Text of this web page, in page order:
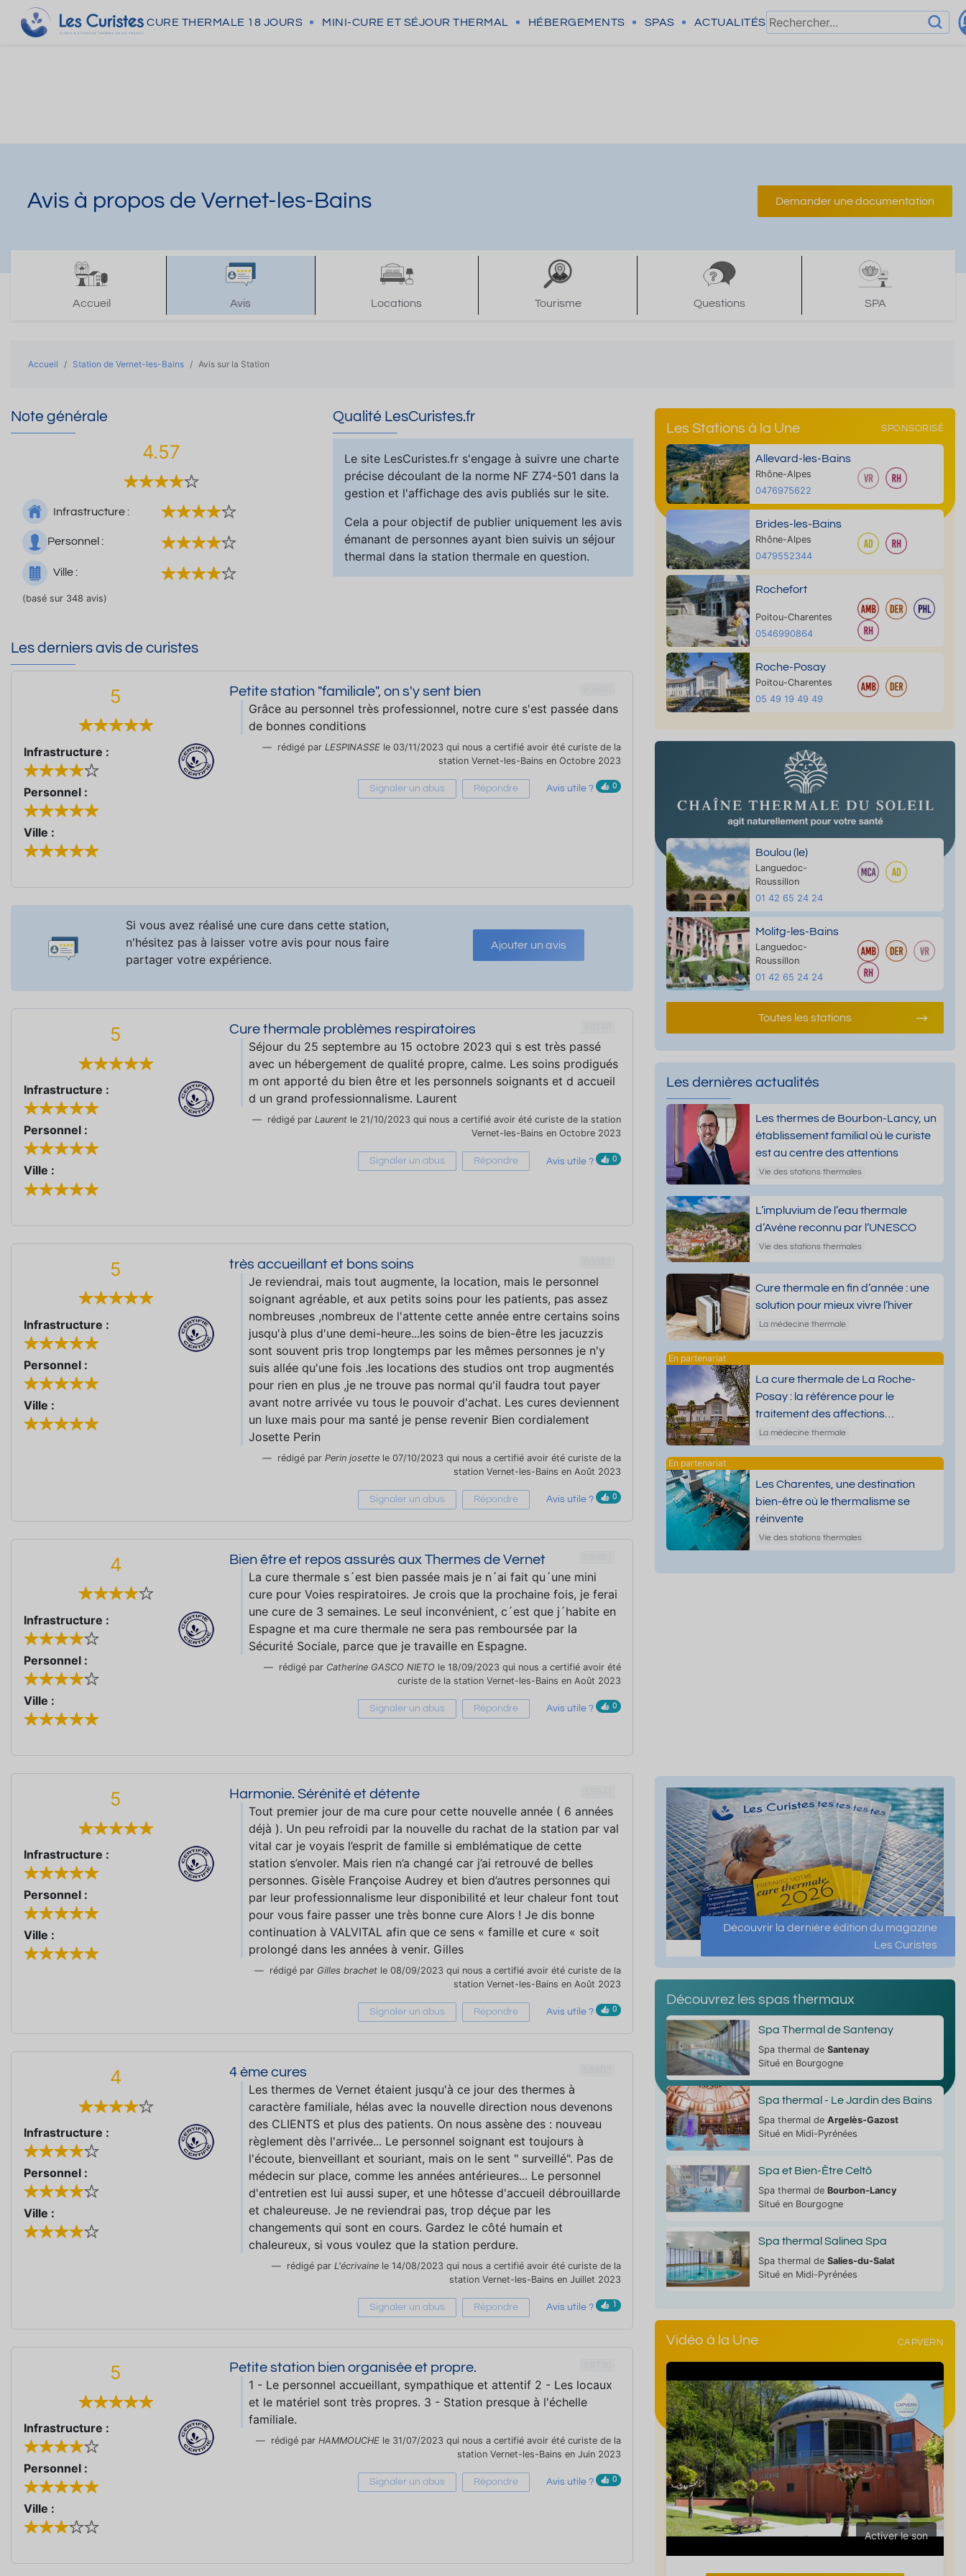
CURE THERMALE 18 JOURS MINI-CURE ET SÉJOUR THERMAL HÉBERGEMENTS SPAS ACTUALITÉS
Avis à propos de Vernet-les-Bains Demander une documentation
Accueil Avis Locations Tourisme Questions SPA
Accueil Station de Vernet-les-Bains Avis sur la Station
Note générale
4.57
Infrastructure :
Personnel :
Ville :
(basé sur 348 avis)
Qualité LesCuristes.fr
Le site LesCuristes.fr s'engage à suivre une charte
précise découlant de la norme NF Z74-501 dans la
gestion et l'affichage des avis publiés sur le site.
Cela a pour objectif de publier uniquement les avis
émanant de personnes ayant bien suivis un séjour
thermal dans la station thermale en question.
Les derniers avis de curistes
5
Infrastructure :
Personnel :
Ville :
Petite station "familiale", on s'y sent bien
Grâce au personnel très professionnel, notre cure s'est passée dans
de bonnes conditions
rédigé par LESPINASSE le 03/11/2023 qui nous a certifié avoir été curiste de la
station Vernet-les-Bains en Octobre 2023
Signaler un abus Répondre Avis utile ? 0
Si vous avez réalisé une cure dans cette station,
n'hésitez pas à laisser votre avis pour nous faire
partager votre expérience.
Ajouter un avis
5
Infrastructure :
Personnel :
Ville :
Cure thermale problèmes respiratoires
Séjour du 25 septembre au 15 octobre 2023 qui s est très passé
avec un hébergement de qualité propre, calme. Les soins prodigués
m ont apporté du bien être et les personnels soignants et d accueil
d un grand professionnalisme. Laurent
rédigé par Laurentle 21/10/2023 qui nous a certifié avoir été curiste de la station
Vernet-les-Bains en Octobre 2023
Signaler un abus Répondre Avis utile ? 0
5
Infrastructure :
Personnel :
Ville :
très accueillant et bons soins
Je reviendrai, mais tout augmente, la location, mais le personnel
soignant agréable, et aux petits soins pour les patients, pas assez
nombreuses ,nombreux de l'attente cette année entre certains soins
jusqu'à plus d'une demi-heure...les soins de bien-être les jacuzzis
sont souvent pris trop longtemps par les mêmes personnes je n'y
suis allée qu'une fois .les locations des studios ont trop augmentés
pour rien en plus ,je ne trouve pas normal qu'il faudra tout payer
avant notre arrivée vu tous le pouvoir d'achat. Les cures deviennent
un luxe mais pour ma santé je pense revenir Bien cordialement
Josette Perin
rédigé par Perin josette le 07/10/2023 qui nous a certifié avoir été curiste de la
station Vernet-les-Bains en Août 2023
Signaler un abus Répondre Avis utile ? 0
4
Infrastructure :
Personnel :
Ville :
Bien être et repos assurés aux Thermes de Vernet
La cure thermale s´est bien passée mais je n´ai fait qu´une mini
cure pour Voies respiratoires. Je crois que la prochaine fois, je ferai
une cure de 3 semaines. Le seul inconvénient, c´est que j´habite en
Espagne et ma cure thermale ne sera pas remboursée par la
Sécurité Sociale, parce que je travaille en Espagne.
rédigé par Catherine GASCO NIETOle 18/09/2023 qui nous a certifié avoir été
curiste de la station Vernet-les-Bains en Août 2023
Signaler un abus Répondre Avis utile ? 0
5
Infrastructure :
Personnel :
Ville :
Harmonie. Sérénité et détente
Tout premier jour de ma cure pour cette nouvelle année ( 6 années
déjà ). Un peu refroidi par la nouvelle du rachat de la station par val
vital car je voyais l’esprit de famille si emblématique de cette
station s’envoler. Mais rien n’a changé car j’ai retrouvé de belles
personnes. Gisèle Françoise Audrey et bien d’autres personnes qui
par leur professionnalisme leur disponibilité et leur chaleur font tout
pour vous faire passer une très bonne cure Alors ! Je dis bonne
continuation à VALVITAL afin que ce sens « famille et cure « soit
prolongé dans les années à venir. Gilles
rédigé par Gilles brachet le 08/09/2023 qui nous a certifié avoir été curiste de la
station Vernet-les-Bains en Août 2023
Signaler un abus Répondre Avis utile ? 0
4
Infrastructure :
Personnel :
Ville :
4 ème cures
Les thermes de Vernet étaient jusqu'à ce jour des thermes à
caractère familiale, hélas avec la nouvelle direction nous devenons
des CLIENTS et plus des patients. On nous assène des : nouveau
règlement dès l'arrivée... Le personnel soignant est toujours à
l'écoute, bienveillant et souriant, mais on le sent " surveillé". Pas de
médecin sur place, comme les années antérieures... Le personnel
d'entretien est lui aussi super, et une hôtesse d'accueil débrouillarde
et chaleureuse. Je ne reviendrai pas, trop déçue par les
changements qui sont en cours. Gardez le côté humain et
chaleureux, si vous voulez que la station perdure.
rédigé par L'écrivainele 14/08/2023 qui nous a certifié avoir été curiste de la
station Vernet-les-Bains en Juillet 2023
Signaler un abus Répondre Avis utile ?
5
Infrastructure :
Personnel :
Ville :
Petite station bien organisée et propre.
1 - Le personnel accueillant, sympathique et attentif 2 - Les locaux
et le matériel sont très propres. 3 - Station presque à l'échelle
familiale.
rédigé par HAMMOUCHEle 31/07/2023 qui nous a certifié avoir été curiste de la
station Vernet-les-Bains en Juin 2023
Signaler un abus Répondre Avis utile ? 0
Les Stations à la Une SPONSORISÉ
Allevard-les-Bains
Rhône-Alpes
0476975622
Brides-les-Bains
Rhône-Alpes
0479552344
Rochefort
Poitou-Charentes
0546990864
Roche-Posay
Poitou-Charentes
05 49 19 49 49
Boulou (le)
Languedoc-
Roussillon
01 42 65 24 24
Molitg-les-Bains
Languedoc-
Roussillon
01 42 65 24 24
Toutes les stations
Les dernières actualités
Les thermes de Bourbon-Lancy, un
établissement familial où le curiste
est au centre des attentions
Vie des stations thermales
L’impluvium de l’eau thermale
d’Avène reconnu par l’UNESCO
Vie des stations thermales
Cure thermale en fin d’année : une
solution pour mieux vivre l’hiver
La médecine thermale
La cure thermale de La Roche-
Posay : la référence pour le
traitement des affections
dermatologiques
La médecine thermale
Les Charentes, une destination
bien-être où le thermalisme se
réinvente
Vie des stations thermales
Découvrir la dernière édition du magazine
Les Curistes
Découvrez les spas thermaux
Spa Thermal de Santenay
Spa thermal de Santenay
Situé en Bourgogne
Spa thermal - Le Jardin des Bains
Spa thermal de Argelès-Gazost
Situé en Midi-Pyrénées
Spa et Bien-Être Celtô
Spa thermal de Bourbon-Lancy
Situé en Bourgogne
Spa thermal Salinea Spa
Spa thermal de Salies-du-Salat
Situé en Midi-Pyrénées
Vidéo à la Une CAPVERN
Activer le son